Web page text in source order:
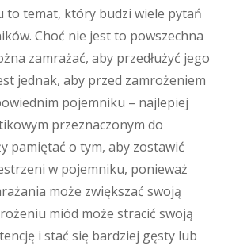
to temat, który budzi wiele pytań
Choć nie jest to powszechna
zamrażać, aby przedłużyć jego
jednak, aby przed zamrożeniem
pojemniku – najlepiej
przeznaczonym do
pamiętać o tym, aby zostawić
w pojemniku, ponieważ
może zwiększać swoją
miód może stracić swoją
i stać się bardziej gęsty lub